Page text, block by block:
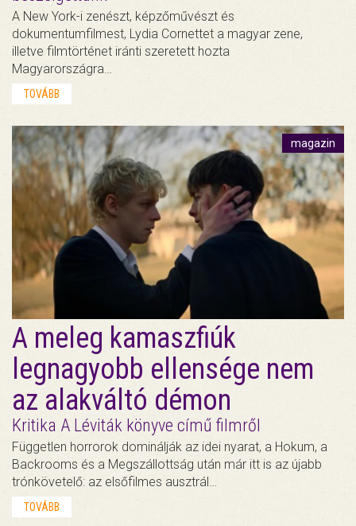
A New York-i zenészt, képzőművészt és
dokumentumfilmest, Lydia Cornettet a magyar zene,
illetve filmtörténet iránti szeretett hozta
Magyarországra…
TOVÁBB
magazin
A meleg kamaszfiúk
legnagyobb ellensége nem
az alakváltó démon
Kritika A Léviták könyve című filmről
Független horrorok dominálják az idei nyarat, a Hokum, a
Backrooms és a Megszállottság után már itt is az újabb
trónkövetelő: az elsőfilmes ausztrál…
TOVÁBB